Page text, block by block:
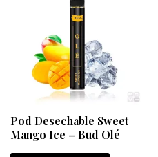
Pod Desechable Sweet
Mango Ice – Bud Olé